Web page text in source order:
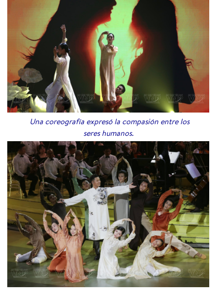
Una coreografía expresó la compasión entre los
seres humanos.